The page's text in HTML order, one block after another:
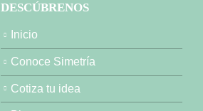
DESCÚBRENOS
Inicio
Conoce Simetría
Cotiza tu idea